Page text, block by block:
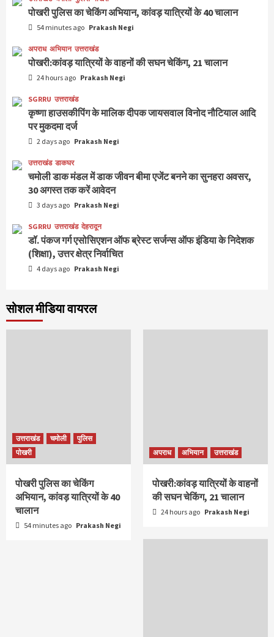
पोखरी पुलिस का चेकिंग अभियान, कांवड़ यात्रियों के 40 चालान
54 minutes ago Prakash Negi
अपराध अभियान उत्तराखंड
पोखरी:कांवड़ यात्रियों के वाहनों की सघन चेकिंग, 21 चालान
24 hours ago Prakash Negi
SGRRU उत्तराखंड
कृष्णा हाउसकीपिंग के मालिक दीपक जायसवाल विनोद नौटियाल आदि
पर मुकदमा दर्ज
2 days ago Prakash Negi
उत्तराखंड डाकघर
चमोली डाक मंडल में डाक जीवन बीमा एजेंट बनने का सुनहरा अवसर,
30 अगस्त तक करें आवेदन
3 days ago Prakash Negi
SGRRU उत्तराखंड देहरादून
डॉ. पंकज गर्ग एसोसिएशन ऑफ ब्रेस्ट सर्जन्स ऑफ इंडिया के निदेशक
(शिक्षा), उत्तर क्षेत्र निर्वाचित
4 days ago Prakash Negi
सोशल मीडिया वायरल
उत्तराखंड चमोली
पुलिस
पोखरी
पोखरी पुलिस का चेकिंग
अभियान, कांवड़ यात्रियों के 40
चालान
54 minutes ago Prakash Negi
अपराध अभियान उत्तराखंड
पोखरी:कांवड़ यात्रियों के वाहनों
की सघन चेकिंग, 21 चालान
24 hours ago Prakash Negi